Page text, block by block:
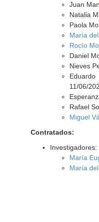
Juan
Natalia
Paola
María
Rocío
Daniel
Nieves
11/06/
Rafael
Miguel
Contratados:
Investigadores:
María
María